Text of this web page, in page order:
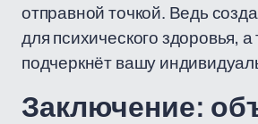
отправной точкой. Ведь
для психического здоровья,
подчеркнёт вашу
Заключение: